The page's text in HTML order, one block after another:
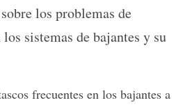
los problemas de
sistemas de bajantes y su
frecuentes en los bajantes a